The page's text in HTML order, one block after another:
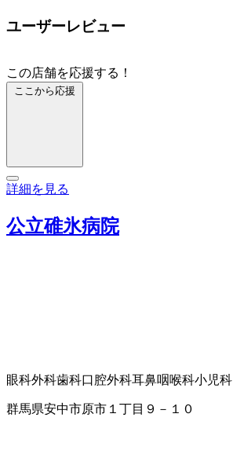
ユーザーレビュー
この店舗を応援する！
ここから応援
詳細を見る
公立碓氷病院
眼科外科歯科口腔外科耳鼻咽喉科小児科
群馬県安中市原市１丁目９－１０